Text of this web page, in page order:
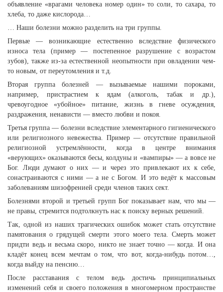
объявление «врагами человека номер один» то соли, то сахара, то
хлеба, то даже кислорода…
… Наши болезни можно разделить на три группы.
Первые — возникающие естественно вследствие физического
износа тела (пример — постепенное разрушение с возрастом
зубов), также из-за естественной неопытности при овладении чем-
то новым, от переутомления и т.д.
Вторая группа болезней — вызываемые нашими пороками,
например, пристрастием к ядам (алкоголь, табак и др.),
чревоугодное «убойное» питание, жизнь в гневе осуждения,
раздражения, ненависти — вместо любви и покоя.
Третья группа — болезни вследствие элементарного гигиенического
или религиозного невежества. Пример — отсутствие правильной
религиозной устремлённости, когда в центре внимания
«верующих» оказываются бесы, колдуны и «вампиры» — а вовсе не
Бог. Люди думают о них — и через это привлекают их к себе,
сонастраиваются с ними — а не с Богом. И это ведёт к массовым
заболеваниям шизофренией среди членов таких сект.
Болезнями второй и третьей групп Бог показывает нам, что мы —
не правы, стремится подтолкнуть нас к поиску верных решений.
Так, одной из наших трагических ошибок может стать отсутствие
памятования о грядущей смерти этого моего тела. Смерть может
придти ведь и весьма скоро, никто не знает точно — когда. И она
кладёт конец всем мечтам о том, что вот, когда-нибудь потом…,
когда выйду на пенсию…
После расставания с телом ведь достичь принципиальных
изменений себя и своего положения в многомерном пространстве